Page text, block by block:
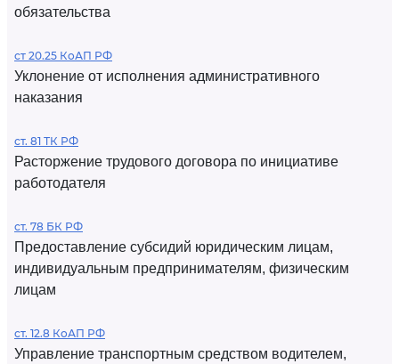
обязательства
ст 20.25 КоАП РФ
Уклонение от исполнения административного
наказания
ст. 81 ТК РФ
Расторжение трудового договора по инициативе
работодателя
ст. 78 БК РФ
Предоставление субсидий юридическим лицам,
индивидуальным предпринимателям, физическим
лицам
ст. 12.8 КоАП РФ
Управление транспортным средством водителем,